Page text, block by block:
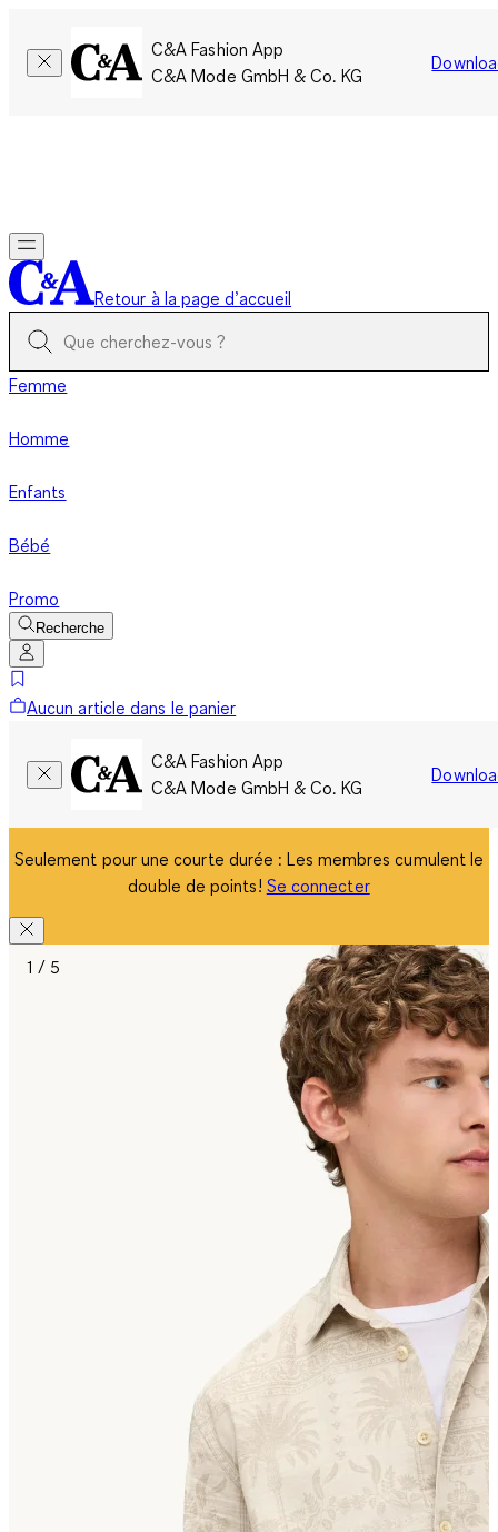
C&A Fashion App
C&A Mode GmbH & Co. KG
Retour à la page d’accueil
Femme
Homme
Enfants
Bébé
Promo
Recherche
Aucun article dans le panier
C&A Fashion App
C&A Mode GmbH & Co. KG
Seulement pour une courte durée : Les membres cumulent le
double de points! Se connecter
1 / 5